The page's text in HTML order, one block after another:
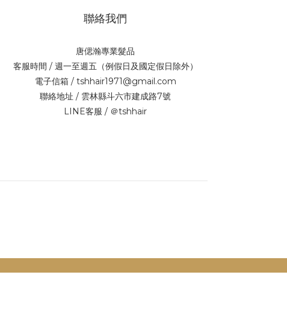
聯絡我們
唐偲瀚專業髮品
客服時間 / 週一至週五（例假日及國定假日除外）
電子信箱 / tshhair1971@gmail.com
聯絡地址 / 雲林縣斗六市建成路7號
LINE客服 / ＠tshhair